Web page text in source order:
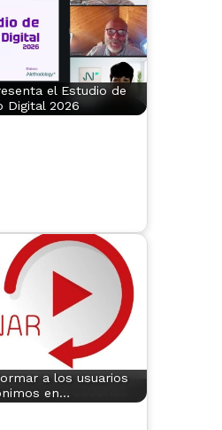
el Estudio de
Digital 2026
a los usuarios
en…